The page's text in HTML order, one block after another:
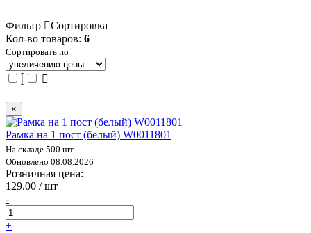
Фильтр
Сортировка
Кол-во товаров: 6
Сортировать по
×
Рамка на 1 пост (белый) W0011801
На складе 500 шт
Обновлено 08.08.2026
Розничная цена:
129.00 / шт
-
+